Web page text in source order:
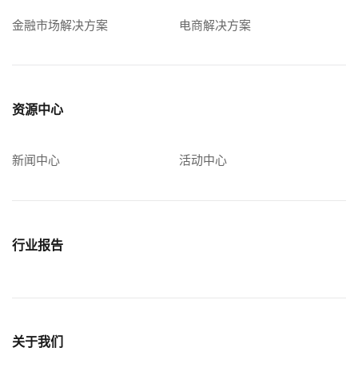
金融市场解决方案 电商解决方案
资源中心
新闻中心 活动中心
行业报告
关于我们